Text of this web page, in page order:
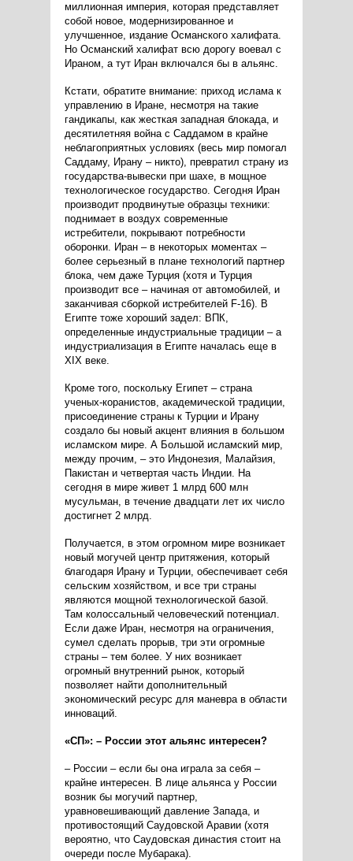
миллионная империя, которая представляет
собой новое, модернизированное и
улучшенное, издание Османского халифата.
Но Османский халифат всю дорогу воевал с
Ираном, а тут Иран включался бы в альянс.
Кстати, обратите внимание: приход ислама к
управлению в Иране, несмотря на такие
гандикапы, как жесткая западная блокада, и
десятилетняя война с Саддамом в крайне
неблагоприятных условиях (весь мир помогал
Саддаму, Ирану – никто), превратил страну из
государства-вывески при шахе, в мощное
технологическое государство. Сегодня Иран
производит продвинутые образцы техники:
поднимает в воздух современные
истребители, покрывают потребности
оборонки. Иран – в некоторых моментах –
более серьезный в плане технологий партнер
блока, чем даже Турция (хотя и Турция
производит все – начиная от автомобилей, и
заканчивая сборкой истребителей F-16). В
Египте тоже хороший задел: ВПК,
определенные индустриальные традиции – а
индустриализация в Египте началась еще в
XIX веке.
Кроме того, поскольку Египет – страна
ученых-коранистов, академической традиции,
присоединение страны к Турции и Ирану
создало бы новый акцент влияния в большом
исламском мире. А Большой исламский мир,
между прочим, – это Индонезия, Малайзия,
Пакистан и четвертая часть Индии. На
сегодня в мире живет 1 млрд 600 млн
мусульман, в течение двадцати лет их число
достигнет 2 млрд.
Получается, в этом огромном мире возникает
новый могучей центр притяжения, который
благодаря Ирану и Турции, обеспечивает себя
сельским хозяйством, и все три страны
являются мощной технологической базой.
Там колоссальный человеческий потенциал.
Если даже Иран, несмотря на ограничения,
сумел сделать прорыв, три эти огромные
страны – тем более. У них возникает
огромный внутренний рынок, который
позволяет найти дополнительный
экономический ресурс для маневра в области
инноваций.
«СП»: – России этот альянс интересен?
– России – если бы она играла за себя –
крайне интересен. В лице альянса у России
возник бы могучий партнер,
уравновешивающий давление Запада, и
противостоящий Саудовской Аравии (хотя
вероятно, что Саудовская династия стоит на
очереди после Мубарака).